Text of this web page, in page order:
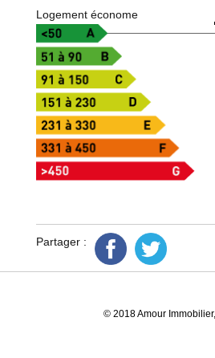
Logement économe
Partager :
© 2018 Amour